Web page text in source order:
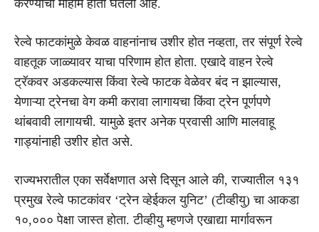
करण्याची मोहीम हाती घेतली आहे.
रेल्वे फाटकांमुळे केवळ वाहनांनाच उशीर होत नव्हता, तर संपूर्ण रेल्वे
वाहतूक जाळ्यावर याचा परिणाम होत होता. एखादे वाहन रेल्वे
ट्रॅकवर अडकल्यास किंवा रेल्वे फाटक वेळेवर बंद न झाल्यास,
येणाऱ्या ट्रेनचा वेग कमी करावा लागायचा किंवा ट्रेन पूर्णपणे
थांबवावी लागायची. यामुळे इतर अनेक प्रवासी आणि मालवाहू
गाड्यांनाही उशीर होत असे.
राज्यभरातील एका सर्वेक्षणात असे दिसून आले की, राज्यातील १३१
प्रमुख रेल्वे फाटकांवर ‘ट्रेन व्हेईकल युनिट’ (टीव्हीयु) चा आकडा
१०,००० पेक्षा जास्त होता. टीव्हीयु म्हणजे एखाद्या मार्गावरून